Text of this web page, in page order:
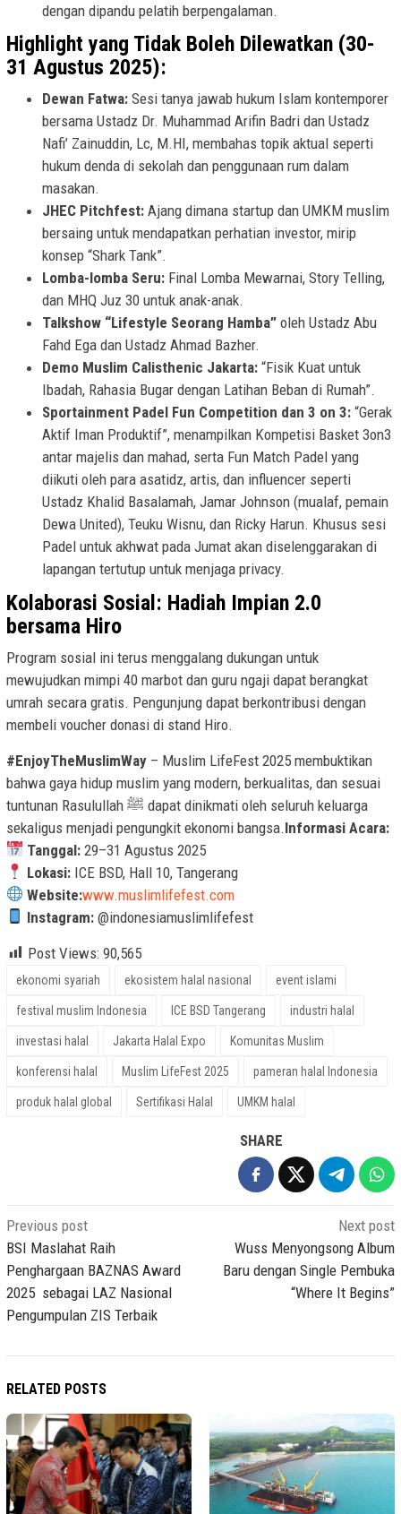
dengan dipandu pelatih berpengalaman.
Highlight yang Tidak Boleh Dilewatkan (30-
31 Agustus 2025):
Dewan Fatwa: Sesi tanya jawab hukum Islam kontemporer
bersama Ustadz Dr. Muhammad Arifin Badri dan Ustadz
Nafi’ Zainuddin, Lc, M.HI, membahas topik aktual seperti
hukum denda di sekolah dan penggunaan rum dalam
masakan.
JHEC Pitchfest: Ajang dimana startup dan UMKM muslim
bersaing untuk mendapatkan perhatian investor, mirip
konsep “Shark Tank”.
Lomba-lomba Seru: Final Lomba Mewarnai, Story Telling,
dan MHQ Juz 30 untuk anak-anak.
Talkshow “Lifestyle Seorang Hamba” oleh Ustadz Abu
Fahd Ega dan Ustadz Ahmad Bazher.
Demo Muslim Calisthenic Jakarta: “Fisik Kuat untuk
Ibadah, Rahasia Bugar dengan Latihan Beban di Rumah”.
Sportainment Padel Fun Competition dan 3 on 3: “Gerak
Aktif Iman Produktif”, menampilkan Kompetisi Basket 3on3
antar majelis dan mahad, serta Fun Match Padel yang
diikuti oleh para asatidz, artis, dan influencer seperti
Ustadz Khalid Basalamah, Jamar Johnson (mualaf, pemain
Dewa United), Teuku Wisnu, dan Ricky Harun. Khusus sesi
Padel untuk akhwat pada Jumat akan diselenggarakan di
lapangan tertutup untuk menjaga privacy.
Kolaborasi Sosial: Hadiah Impian 2.0
bersama Hiro
Program sosial ini terus menggalang dukungan untuk
mewujudkan mimpi 40 marbot dan guru ngaji dapat berangkat
umrah secara gratis. Pengunjung dapat berkontribusi dengan
membeli voucher donasi di stand Hiro.
#EnjoyTheMuslimWay – Muslim LifeFest 2025 membuktikan
bahwa gaya hidup muslim yang modern, berkualitas, dan sesuai
tuntunan Rasulullah ﷺ dapat dinikmati oleh seluruh keluarga
sekaligus menjadi pengungkit ekonomi bangsa.Informasi Acara:
Tanggal: 29–31 Agustus 2025
Lokasi: ICE BSD, Hall 10, Tangerang
Website:www.muslimlifefest.com
Instagram: @indonesiamuslimlifefest
Post Views: 90,565
ekonomi syariah ekosistem halal nasional event islami
festival muslim Indonesia ICE BSD Tangerang industri halal
investasi halal Jakarta Halal Expo Komunitas Muslim
konferensi halal Muslim LifeFest 2025 pameran halal Indonesia
produk halal global Sertifikasi Halal UMKM halal
SHARE
Post
navigation
Previous post
BSI Maslahat Raih
Penghargaan BAZNAS Award
2025 sebagai LAZ Nasional
Pengumpulan ZIS Terbaik
Next post
Wuss Menyongsong Album
Baru dengan Single Pembuka
“Where It Begins”
RELATED POSTS